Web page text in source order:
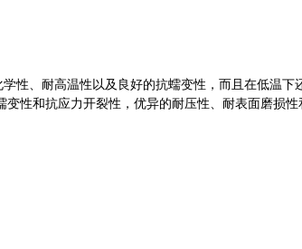
性、耐高温性以及良好的抗蠕变性，而且在低温
性和抗应力开裂性，优异的耐压性、耐表面磨损性